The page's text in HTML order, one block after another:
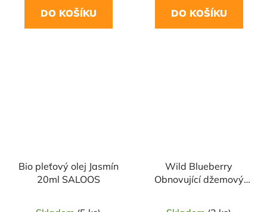
DO KOŠÍKU DO KOŠÍKU
Bio pleťový olej Jasmín
20ml SALOOS
Wild Blueberry
Obnovující džemový